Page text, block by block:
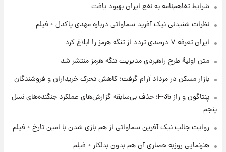
۱ روز پیش
فال حافظ پنجشنبه ۱۵ مرداد ماه ۱۴۰۵
فال قهوه روزانه پنجشنبه ۱۵ مرداد ماه ۱۴۰۵
فال روزانه واقعی پنجشنبه ۱۵ مرداد ۱۴۰۵
شرایط تفاهم‌نامه به نفع ایران بهبود یافت
نظرات شنیدنی نیک آفرید سماواتی درباره مهدی پاکدل + فیلم
ایران تعرفه ۷ درصدی تردد از تنگه هرمز را ابلاغ کرد
متن اولیۀ طرح راهبردی مدیریت تنگه هرمز منتشر شد
بازار مسکن در مرداد آرام گرفت؛ کاهش تحرک خریداران و فروشندگان
پنتاگون و راز F-35؛ حذف بی‌سابقه گزارش‌های عملکرد جنگنده‌های نسل
پنجم
روایت جالب نیک آفرین سماواتی از هم بازی شدن با امین تارخ + فیلم
هنرنمایی روزبه حصاری آن هم بدون بدلکار + فیلم